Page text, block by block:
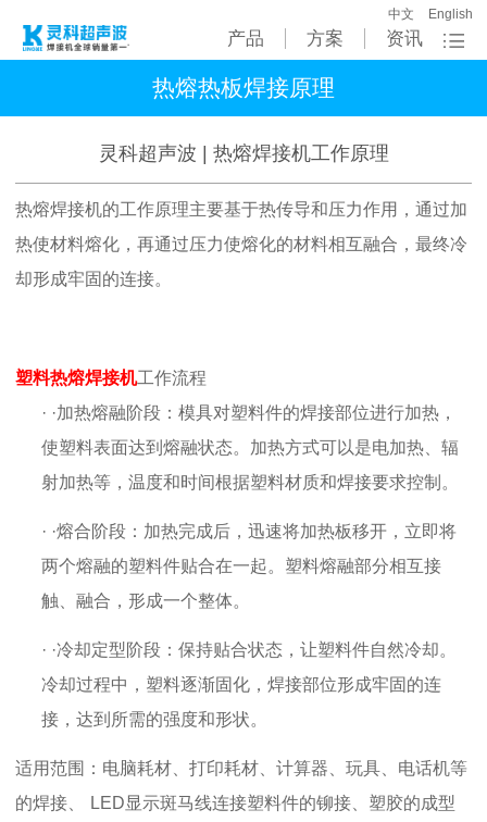
产品 方案 资讯
中文 English
热熔热板焊接原理
灵科超声波 | 热熔焊接机工作原理
热熔焊接机的工作原理主要基于热传导和压力作用，通过加
热使材料熔化，再通过压力使熔化的材料相互融合，最终冷
却形成牢固的连接。
塑料热熔焊接机工作流程
· ·加热熔融阶段：模具对塑料件的焊接部位进行加热，
使塑料表面达到熔融状态。加热方式可以是电加热、辐
射加热等，温度和时间根据塑料材质和焊接要求控制。
· ·熔合阶段：加热完成后，迅速将加热板移开，立即将
两个熔融的塑料件贴合在一起。塑料熔融部分相互接
触、融合，形成一个整体。
· ·冷却定型阶段：保持贴合状态，让塑料件自然冷却。
冷却过程中，塑料逐渐固化，焊接部位形成牢固的连
接，达到所需的强度和形状。
适用范围 ： 电脑耗材、打印耗材、计算器、玩具、电话机等
的焊接、
LED显示斑马线连接塑料件的铆接、塑胶的成型